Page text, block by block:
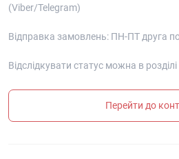
(Viber/Telegram)
Відправка замовлень: ПН-ПТ друга
Відслідкувати статус можна в
Перейти до